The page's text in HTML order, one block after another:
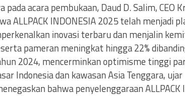
acara pembukaan, Daud D. Salim, CEO
ALLPACK INDONESIA 2025 telah menjadi
inovasi terbaru dan menjalin
pameran meningkat hingga 22%
2024, mencerminkan optimisme tinggi
Indonesia dan kawasan Asia Tenggara, ujar
bahwa penyelenggaraan ALLPACK